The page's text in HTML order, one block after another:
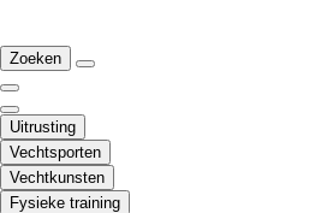
Zoeken
Uitrusting
Vechtsporten
Vechtkunsten
Fysieke training